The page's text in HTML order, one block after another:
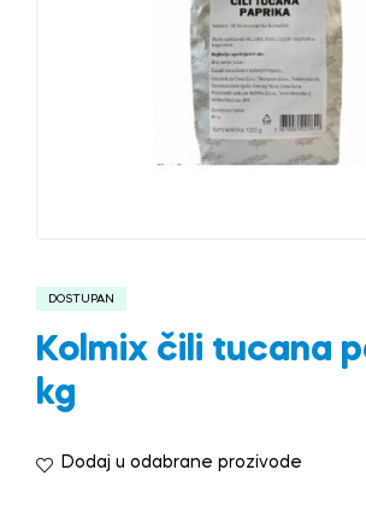
DOSTUPAN
Kolmix čili tucana
kg
Dodaj u odabrane prozivode